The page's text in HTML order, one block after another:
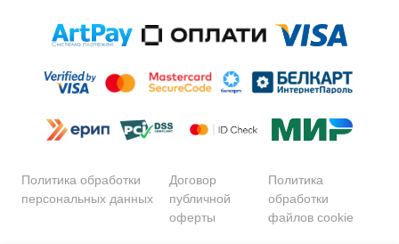
Политика обработки
персональных данных
Договор
публичной
оферты
Политика
обработки
файлов cookie